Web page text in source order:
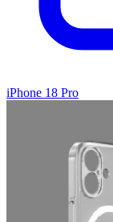
iPhone 18 Pro